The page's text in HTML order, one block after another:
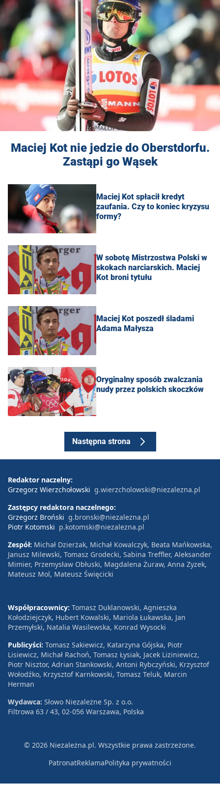
Maciej Kot nie jedzie do Oberstdorfu.
Zastąpi go Wąsek
Maciej Kot spłacił kredyt
zaufania. Czy to koniec kryzysu
formy?
W sobotę Mistrzostwa Polski w
skokach narciarskich. Maciej
Kot broni tytułu
Maciej Kot poszedł śladami
Adama Małysza
Oryginalny sposób zwalczania
nudy przez polskich skoczków
Następna strona
Redaktor naczelny:
Grzegorz Wierzchołowski g.wierzcholowski@niezalezna.pl
Zastępcy redaktora naczelnego:
Grzegorz Broński g.bronski@niezalezna.pl
Piotr Kotomski p.kotomski@niezalezna.pl
Zespół: Michał Dzierżak, Michał Kowalczyk, Beata Mańkowska,
Janusz Milewski, Tomasz Grodecki, Sabina Treffler, Aleksander
Mimier, Przemysław Obłuski, Magdalena Żuraw, Anna Zyzek,
Mateusz Mol, Mateusz Święcicki
Współpracownicy: Tomasz Duklanowski, Agnieszka
Kołodziejczyk, Hubert Kowalski, Mariola Łukawska, Jan
Przemyłski, Natalia Wasilewska, Konrad Wysocki
Publicyści: Tomasz Sakiewicz, Katarzyna Gójska, Piotr
Lisiewicz, Michał Rachoń, Tomasz Łysiak, Jacek Liziniewicz,
Piotr Nisztor, Adrian Stankowski, Antoni Rybczyński, Krzysztof
Wołodźko, Krzysztof Karnkowski, Tomasz Teluk, Marcin
Herman
Wydawca: Słowo Niezależne Sp. z o.o.
Filtrowa 63 / 43, 02-056 Warszawa, Polska
© 2026 Niezależna.pl. Wszystkie prawa zastrzeżone.
PatronatReklamaPolityka prywatności